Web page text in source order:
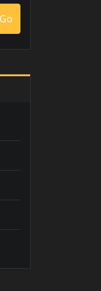
Go